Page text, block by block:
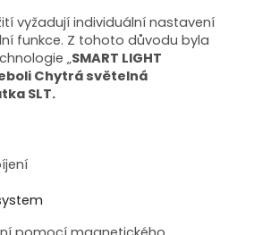
vyžadují individuální nastavení
funkce. Z tohoto důvodu byla
„SMART LIGHT
Chytrá světelná
SLT.